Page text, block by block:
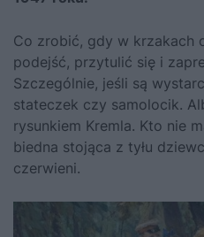
Co zrobić, gdy w krzakach
podejść, przytulić się i
Szczególnie, jeśli są
stateczek czy samolocik.
rysunkiem Kremla. Kto nie
biedna stojąca z tyłu
czerwieni.